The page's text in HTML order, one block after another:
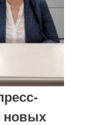
новых